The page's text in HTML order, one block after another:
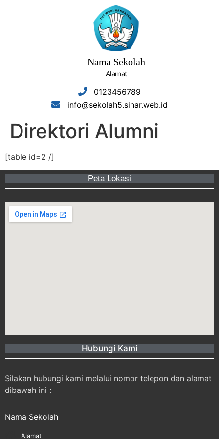
Nama Sekolah
Alamat
0123456789
info@sekolah5.sinar.web.id
Direktori Alumni
[table id=2 /]
Peta Lokasi
Hubungi Kami
Silakan hubungi kami melalui nomor telepon dan alamat
dibawah ini :
Nama Sekolah
Alamat